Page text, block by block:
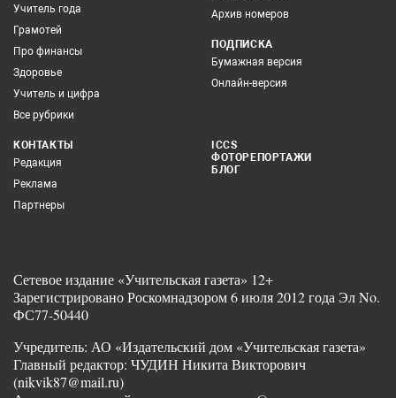
Учитель года
Грамотей
Про финансы
Здоровье
Учитель и цифра
Все рубрики
Архив номеров
ПОДПИСКА
Бумажная версия
Онлайн-версия
КОНТАКТЫ
Редакция
Реклама
Партнеры
ICCS
ФОТОРЕПОРТАЖИ
БЛОГ
Сетевое издание «Учительская газета» 12+
Зарегистрировано Роскомнадзором 6 июля 2012 года Эл No.
ФС77-50440
Учредитель: АО «Издательский дом «Учительская газета»
Главный редактор: ЧУДИН Никита Викторович
(nikvik87@mail.ru)